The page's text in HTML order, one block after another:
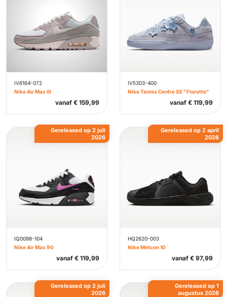
IV6164-072
Nike Air Max III
vanaf € 159,99
IV5303-400
Nike Tennis Centre SE "Florette"
vanaf € 119,99
IQ0098-104
Nike Air Max 90
vanaf € 119,99
Gereleased op 2 juli
2026
HQ2620-003
Nike Metcon 10
vanaf € 97,99
Gereleased op 2 april
2026
Gereleased op 2 juli
2026
Gereleased op 1
augustus 2026